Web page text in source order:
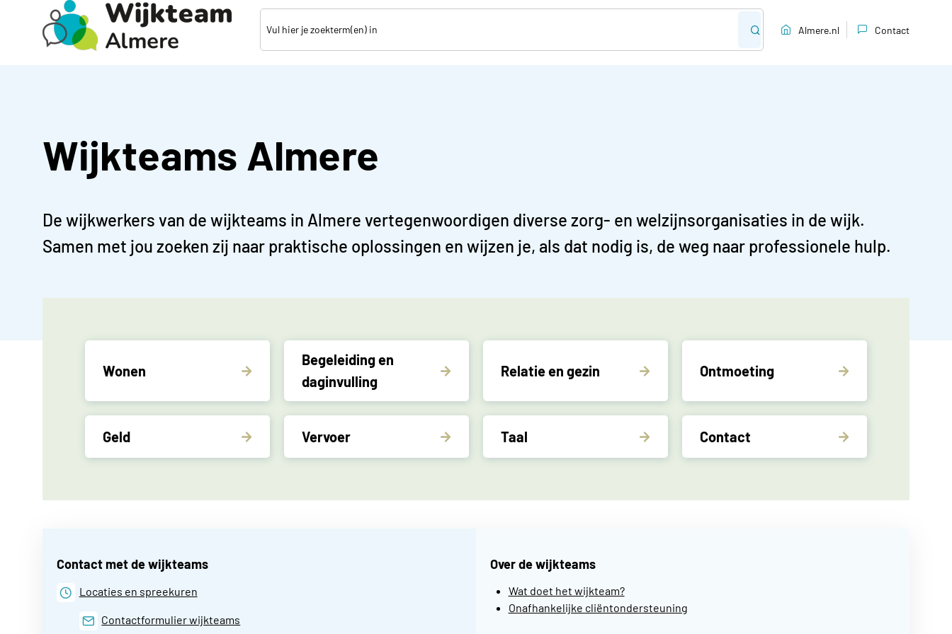
Almere.nl Contact
Wijkteams Almere
De wijkwerkers van de wijkteams in Almere vertegenwoordigen diverse zorg- en welzijnsorganisaties in de wijk.
Samen met jou zoeken zij naar praktische oplossingen en wijzen je, als dat nodig is, de weg naar professionele hulp.
Wonen
Begeleiding en
daginvulling
Relatie en gezin Ontmoeting
Geld Vervoer Taal Contact
Contact met de wijkteams
Locaties en spreekuren
Contactformulier wijkteams
Over de wijkteams
Wat doet het wijkteam?
Onafhankelijke cliëntondersteuning